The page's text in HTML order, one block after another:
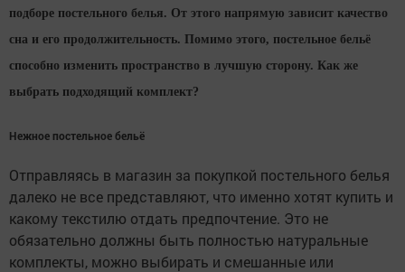
подборе постельного белья. От этого напрямую зависит качество
сна и его продолжительность. Помимо этого, постельное бельё
способно изменить пространство в лучшую сторону. Как же
выбрать подходящий комплект?
Нежное постельное бельё
Отправляясь в магазин за покупкой постельного белья
далеко не все представляют, что именно хотят купить и
какому текстилю отдать предпочтение. Это не
обязательно должны быть полностью натуральные
комплекты, можно выбирать и смешанные или